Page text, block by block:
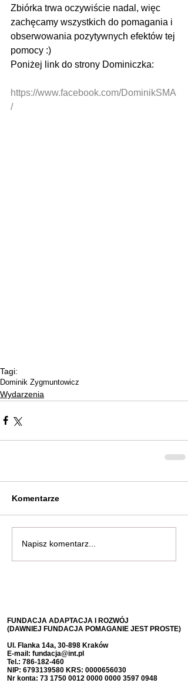
Zbiórka trwa oczywiście nadal, więc
zachęcamy wszystkich do pomagania i
obserwowania pozytywnych efektów tej
pomocy :)
Poniżej link do strony Dominiczka:
https://www.facebook.com/DominikSMA
/
Tagi:
Dominik Zygmuntowicz
Wydarzenia
Komentarze
Napisz komentarz...
FUNDACJA ADAPTACJA I ROZWÓJ
(DAWNIEJ FUNDACJA POMAGANIE JEST PROSTE)
Ul. Flanka 14a, 30-898 Kraków
E-mail: fundacja@int.pl
Tel.: 786-182-460
NIP: 6793139580 KRS: 0000656030
Nr konta: 73 1750 0012 0000 0000 3597 0948